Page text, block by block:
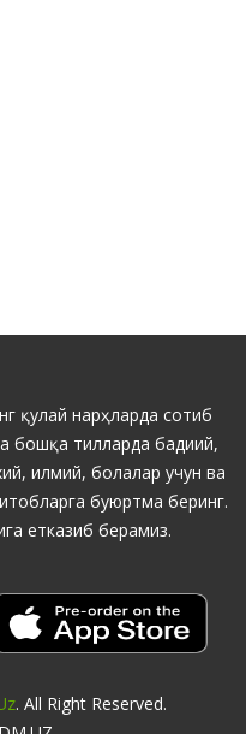
қулай нарҳларда сотиб
бошқа тилларда бадиий,
илмий, болалар учун ва
буюртма беринг.
етказиб берамиз.
. All Right Reserved.